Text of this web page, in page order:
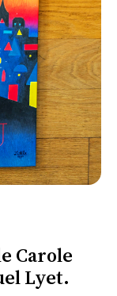
Carole
Lyet.